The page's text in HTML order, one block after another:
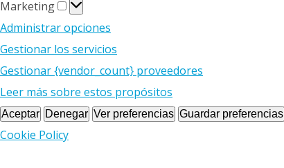
Marketing
Marketing
Administrar opciones
Gestionar los servicios
Gestionar {vendor_count} proveedores
Leer más sobre estos propósitos
Aceptar Denegar Ver preferencias Guardar preferencias
Cookie Policy